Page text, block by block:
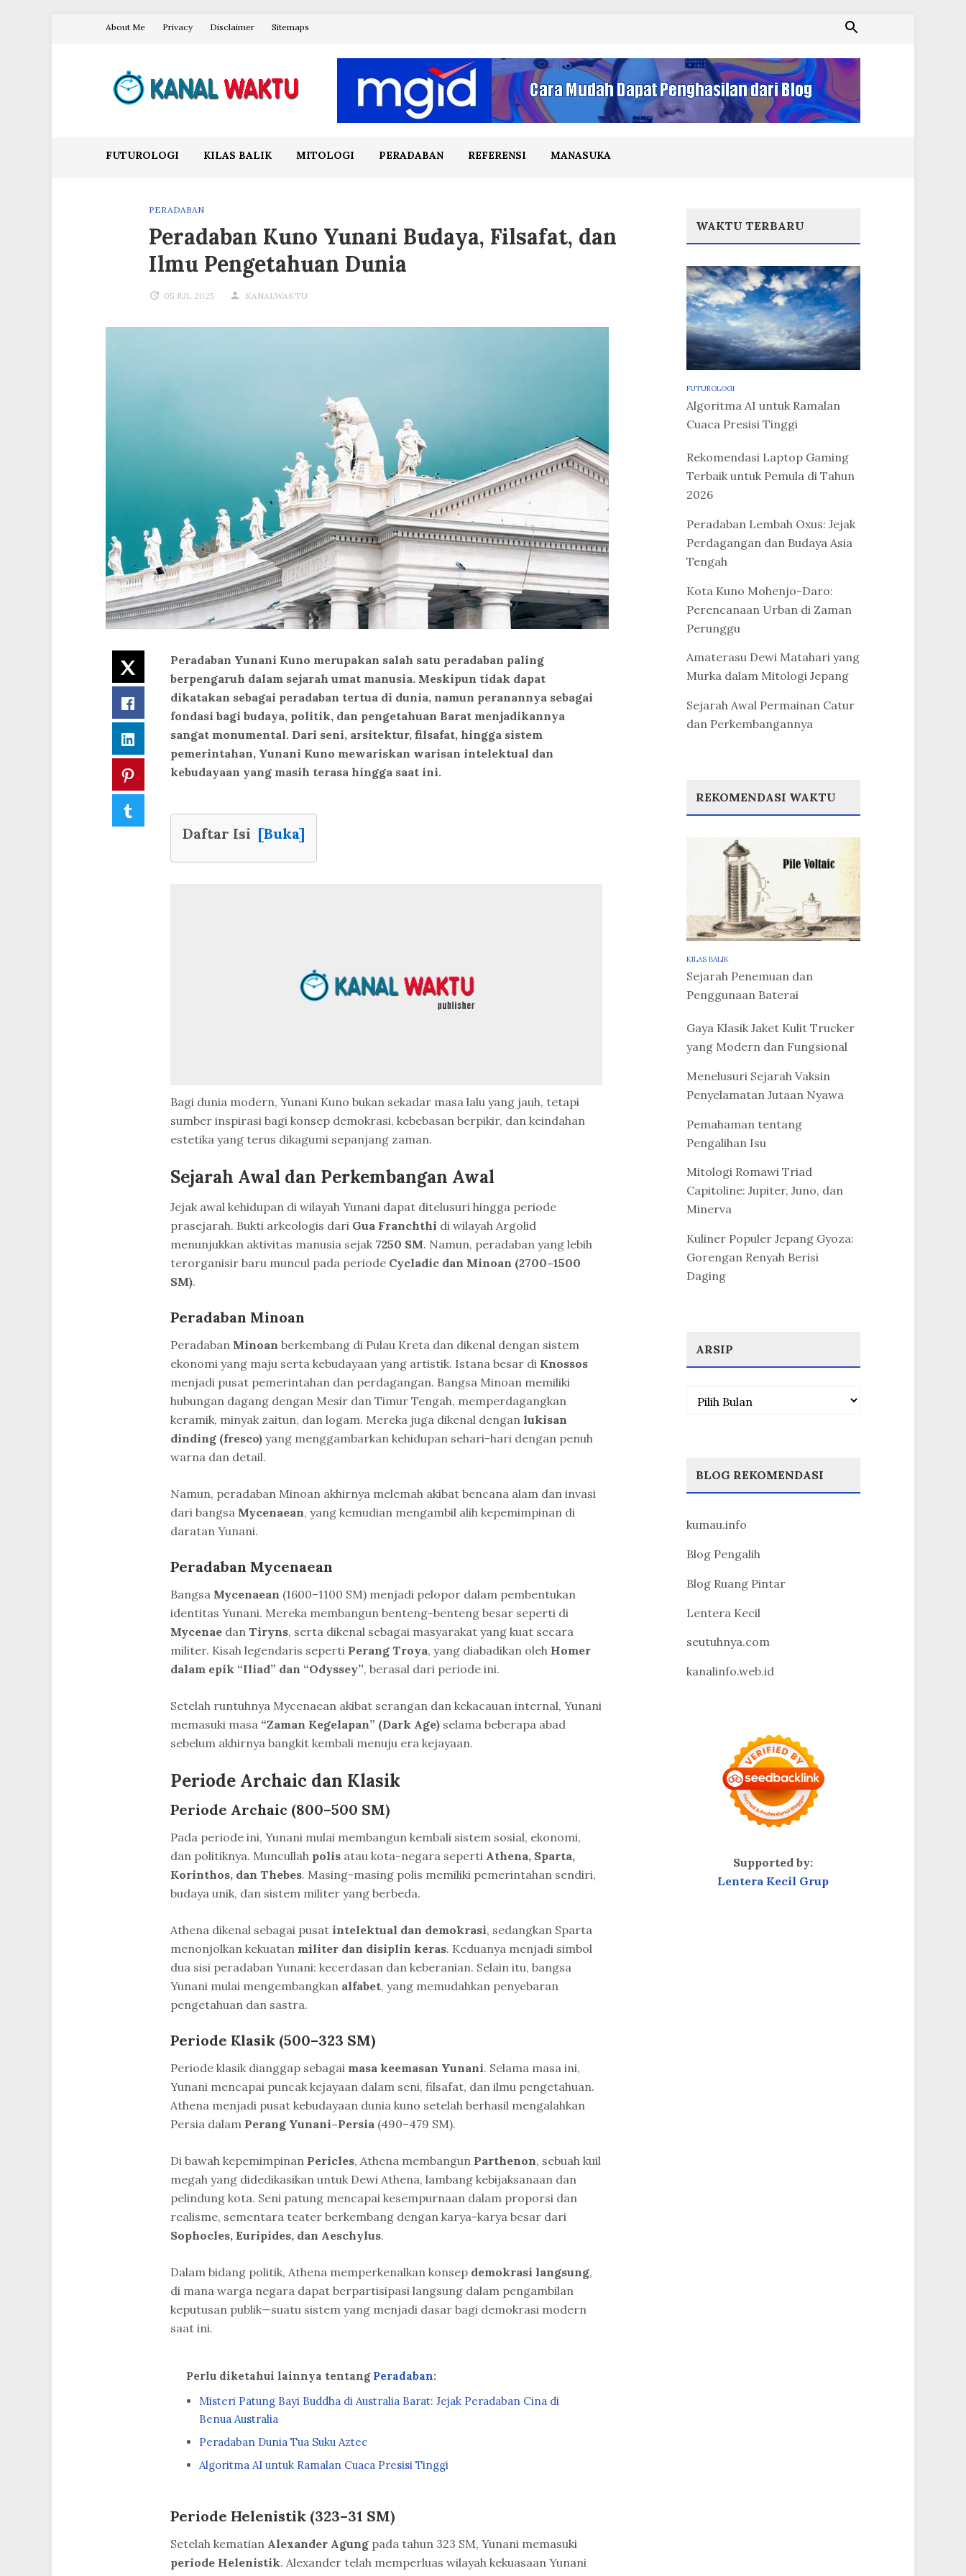
About Me Privacy Disclaimer Sitemaps
FUTUROLOGI KILAS BALIK MITOLOGI PERADABAN REFERENSI MANASUKA
PERADABAN
Peradaban Kuno Yunani Budaya, Filsafat, dan
Ilmu Pengetahuan Dunia
05 JUL 2025 KANALWAKTU
Twitter
Facebook
LinkedIn
Pinterest
Peradaban Yunani Kuno merupakan salah satu peradaban paling
berpengaruh dalam sejarah umat manusia. Meskipun tidak dapat
dikatakan sebagai peradaban tertua di dunia, namun peranannya sebagai
fondasi bagi budaya, politik, dan pengetahuan Baratmenjadikannya
sangat monumental. Dari seni, arsitektur, filsafat, hingga sistem
pemerintahan, Yunani Kuno mewariskan warisan intelektual dan
kebudayaan yang masih terasa hingga saat ini.
Daftar Isi [Buka]
Bagi dunia modern, Yunani Kuno bukan sekadar masa lalu yang jauh, tetapi
sumber inspirasi bagi konsep demokrasi, kebebasan berpikir, dan keindahan
estetika yang terus dikagumi sepanjang zaman.
Sejarah Awal dan Perkembangan Awal
Jejak awal kehidupan di wilayah Yunani dapat ditelusuri hingga periode
prasejarah. Bukti arkeologis dari Gua Franchthi di wilayah Argolid
menunjukkan aktivitas manusia sejak 7250 SM. Namun, peradaban yang lebih
terorganisir baru muncul pada periode Cycladic dan Minoan (2700–1500
SM).
Peradaban Minoan
Peradaban Minoan berkembang di Pulau Kreta dan dikenal dengan sistem
ekonomi yang maju serta kebudayaan yang artistik. Istana besar di Knossos
menjadi pusat pemerintahan dan perdagangan. Bangsa Minoan memiliki
hubungan dagang dengan Mesir dan Timur Tengah, memperdagangkan
keramik, minyak zaitun, dan logam. Mereka juga dikenal dengan lukisan
dinding (fresco)yang menggambarkan kehidupan sehari-hari dengan penuh
warna dan detail.
Namun, peradaban Minoan akhirnya melemah akibat bencana alam dan invasi
dari bangsa Mycenaean, yang kemudian mengambil alih kepemimpinan di
daratan Yunani.
Peradaban Mycenaean
Bangsa Mycenaean (1600–1100 SM) menjadi pelopor dalam pembentukan
identitas Yunani. Mereka membangun benteng-benteng besar seperti di
Mycenaedan Tiryns, serta dikenal sebagai masyarakat yang kuat secara
militer. Kisah legendaris seperti Perang Troya, yang diabadikan oleh Homer
dalam epik “Iliad” dan “Odyssey”, berasal dari periode ini.
Setelah runtuhnya Mycenaean akibat serangan dan kekacauan internal, Yunani
memasuki masa “Zaman Kegelapan” (Dark Age)selama beberapa abad
sebelum akhirnya bangkit kembali menuju era kejayaan.
Periode Archaic dan Klasik
Periode Archaic (800–500 SM)
Pada periode ini, Yunani mulai membangun kembali sistem sosial, ekonomi,
dan politiknya. Muncullah polisatau kota-negara seperti Athena, Sparta,
Korinthos, dan Thebes. Masing-masing polis memiliki pemerintahan sendiri,
budaya unik, dan sistem militer yang berbeda.
Athena dikenal sebagai pusat intelektual dan demokrasi, sedangkan Sparta
menonjolkan kekuatan militer dan disiplin keras. Keduanya menjadi simbol
dua sisi peradaban Yunani: kecerdasan dan keberanian. Selain itu, bangsa
Yunani mulai mengembangkan alfabet, yang memudahkan penyebaran
pengetahuan dan sastra.
Periode Klasik (500–323 SM)
Periode klasik dianggap sebagai masa keemasan Yunani. Selama masa ini,
Yunani mencapai puncak kejayaan dalam seni, filsafat, dan ilmu pengetahuan.
Athena menjadi pusat kebudayaan dunia kuno setelah berhasil mengalahkan
Persia dalam Perang Yunani–Persia (490–479 SM).
Di bawah kepemimpinan Pericles, Athena membangun Parthenon, sebuah kuil
megah yang didedikasikan untuk Dewi Athena, lambang kebijaksanaan dan
pelindung kota. Seni patung mencapai kesempurnaan dalam proporsi dan
realisme, sementara teater berkembang dengan karya-karya besar dari
Sophocles, Euripides, dan Aeschylus.
Dalam bidang politik, Athena memperkenalkan konsep demokrasi langsung,
di mana warga negara dapat berpartisipasi langsung dalam pengambilan
keputusan publik—suatu sistem yang menjadi dasar bagi demokrasi modern
saat ini.
Perlu diketahui lainnya tentang Peradaban:
Misteri Patung Bayi Buddha di Australia Barat: Jejak Peradaban Cina di
Benua Australia
Peradaban Dunia Tua Suku Aztec
Algoritma AI untuk Ramalan Cuaca Presisi Tinggi
Periode Helenistik (323–31 SM)
Setelah kematian Alexander Agungpada tahun 323 SM, Yunani memasuki
periode Helenistik. Alexander telah memperluas wilayah kekuasaan Yunani
WAKTU TERBARU
FUTUROLOGI
Algoritma AI untuk Ramalan
Cuaca Presisi Tinggi
Rekomendasi Laptop Gaming
Terbaik untuk Pemula di Tahun
2026
Peradaban Lembah Oxus: Jejak
Perdagangan dan Budaya Asia
Tengah
Kota Kuno Mohenjo-Daro:
Perencanaan Urban di Zaman
Perunggu
Amaterasu Dewi Matahari yang
Murka dalam Mitologi Jepang
Sejarah Awal Permainan Catur
dan Perkembangannya
REKOMENDASI WAKTU
KILAS BALIK
Sejarah Penemuan dan
Penggunaan Baterai
Gaya Klasik Jaket Kulit Trucker
yang Modern dan Fungsional
Menelusuri Sejarah Vaksin
Penyelamatan Jutaan Nyawa
Pemahaman tentang
Pengalihan Isu
Mitologi Romawi Triad
Capitoline: Jupiter, Juno, dan
Minerva
Kuliner Populer Jepang Gyoza:
Gorengan Renyah Berisi
Daging
ARSIP
Arsip
BLOG REKOMENDASI
kumau.info
Blog Pengalih
Blog Ruang Pintar
Lentera Kecil
seutuhnya.com
kanalinfo.web.id
Supported by:
Lentera Kecil Grup